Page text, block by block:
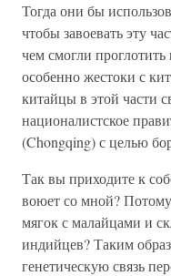
Тогда они бы
чтобы завоевать эту
чем смогли
особенно жестоки с
китайцы в этой части
националистское
(Chongqing) с целью
Так вы приходите к
воюет со мной?
мягок с малайцами и
индийцев? Таким
генетическую связь